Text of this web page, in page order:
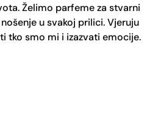
Želimo parfeme za stvarni
u svakoj prilici. Vjeruju
tko smo mi i izazvati emocije.